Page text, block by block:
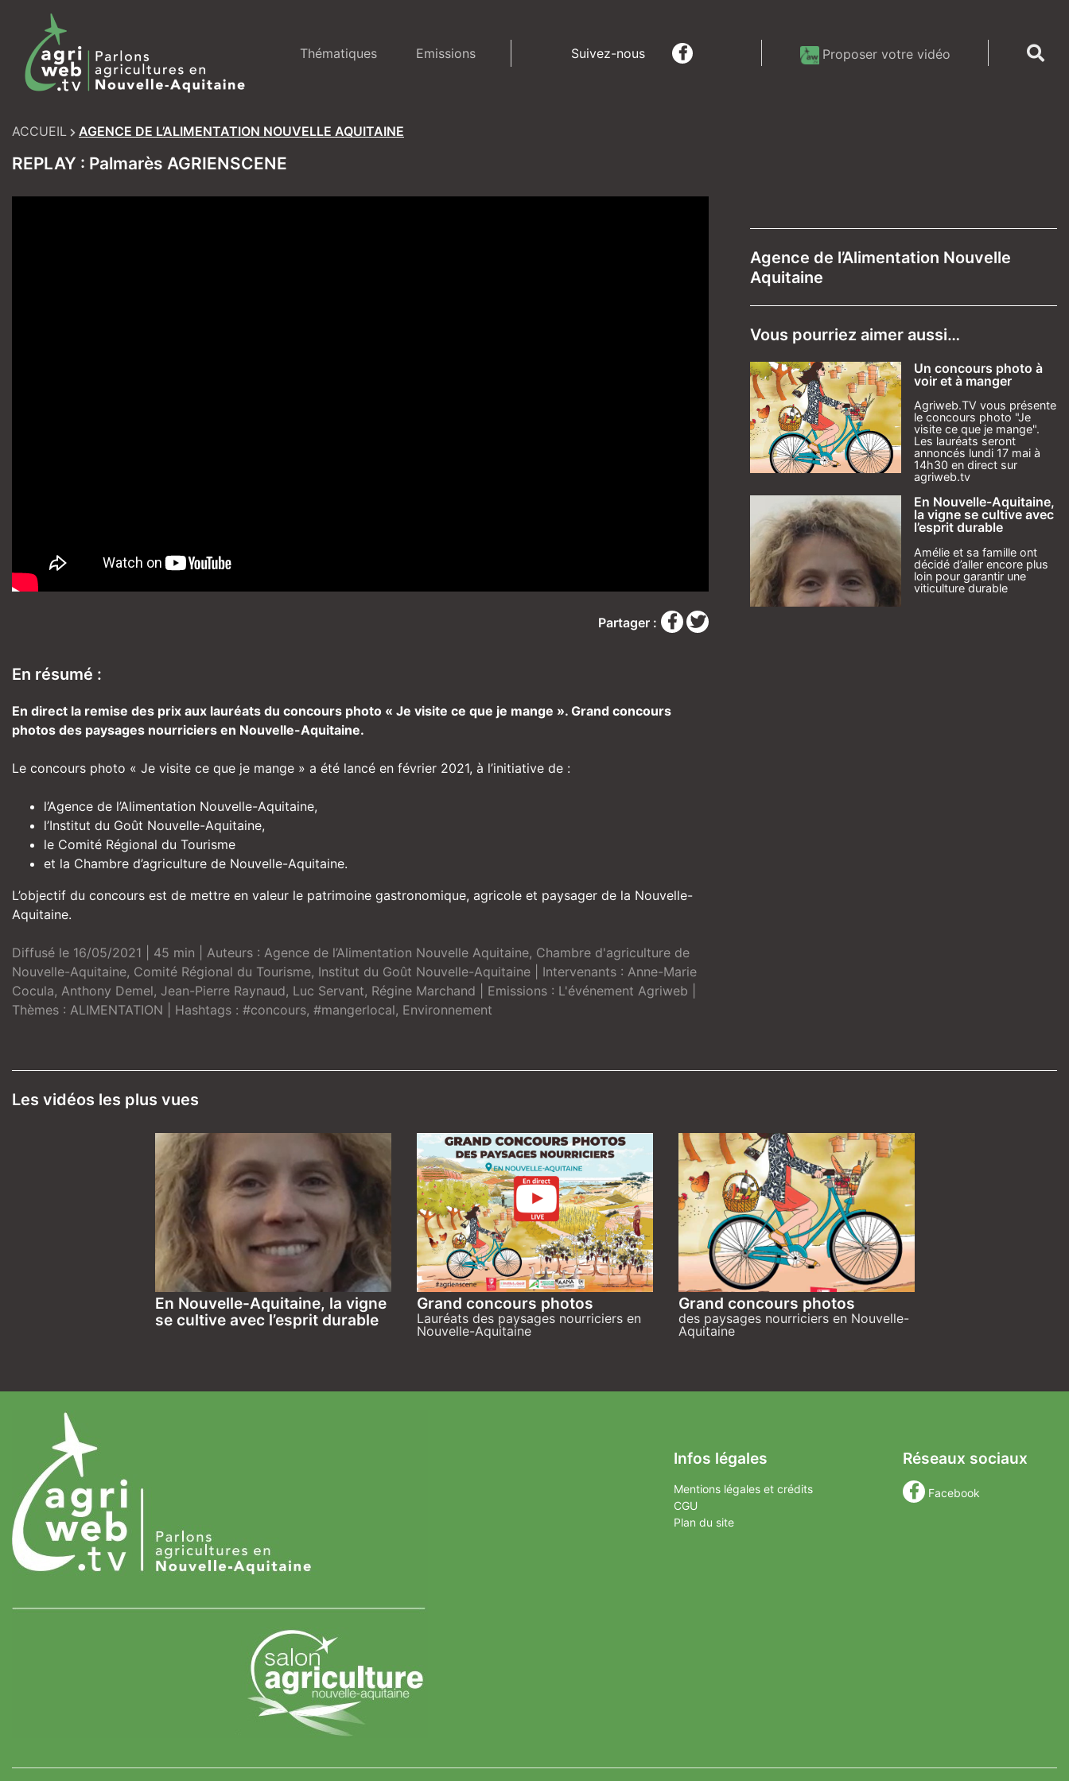
content
Thématiques Emissions Suivez-nous Proposer votre vidéo
ACCUEIL AGENCE DE L’ALIMENTATION NOUVELLE AQUITAINE
REPLAY : Palmarès AGRIENSCENE
Partager :
En résumé :
En direct la remise des prix aux lauréats du concours photo « Je visite ce que je mange ». Grand concours
photos des paysages nourriciers en Nouvelle-Aquitaine.
Le concours photo « Je visite ce que je mange » a été lancé en février 2021, à l’initiative de :
l’Agence de l’Alimentation Nouvelle-Aquitaine,
l’Institut du Goût Nouvelle-Aquitaine,
le Comité Régional du Tourisme
et la Chambre d’agriculture de Nouvelle-Aquitaine.
L’objectif du concours est de mettre en valeur le patrimoine gastronomique, agricole et paysager de la Nouvelle-
Aquitaine.
Diffusé le 16/05/2021 | 45 min | Auteurs : Agence de l’Alimentation Nouvelle Aquitaine, Chambre d'agriculture de
Nouvelle-Aquitaine, Comité Régional du Tourisme, Institut du Goût Nouvelle-Aquitaine | Intervenants : Anne-Marie
Cocula, Anthony Demel, Jean-Pierre Raynaud, Luc Servant, Régine Marchand | Emissions : L'événement Agriweb
Thèmes : ALIMENTATION | Hashtags : #concours, #mangerlocal, Environnement
Agence de l’Alimentation Nouvelle
Aquitaine
Vous pourriez aimer aussi…
Un concours photo à
voir et à manger
Agriweb.TV vous présente
le concours photo "Je
visite ce que je mange".
Les lauréats seront
annoncés lundi 17 mai à
14h30 en direct sur
agriweb.tv
En Nouvelle-Aquitaine,
la vigne se cultive avec
l’esprit durable
Amélie et sa famille ont
décidé d’aller encore plus
loin pour garantir une
viticulture durable
Les vidéos les plus vues
En Nouvelle-Aquitaine, la vigne
se cultive avec l’esprit durable
Grand concours photos
Lauréats des paysages nourriciers en
Nouvelle-Aquitaine
Grand concours photos
des paysages nourriciers en Nouvelle-
Aquitaine
Infos légales
Mentions légales et crédits
CGU
Plan du site
Réseaux sociaux
Facebook